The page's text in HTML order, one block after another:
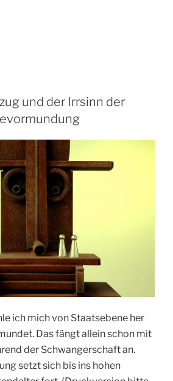
und der Irrsinn der
ich mich von Staatsebene her
Das fängt allein schon mit
der Schwangerschaft an.
setzt sich bis ins hohen